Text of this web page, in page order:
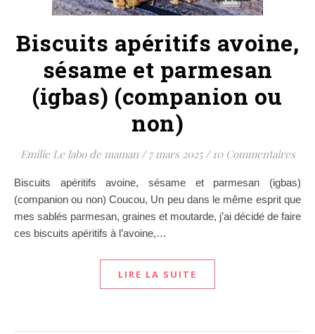
Biscuits apéritifs avoine,
sésame et parmesan
(igbas) (companion ou
non)
Emilie Le labo de maman / 7 mars 2025 / 10 Commentaires
Biscuits apéritifs avoine, sésame et parmesan (igbas)
(companion ou non) Coucou, Un peu dans le même esprit que
mes sablés parmesan, graines et moutarde, j’ai décidé de faire
ces biscuits apéritifs à l’avoine,…
LIRE LA SUITE